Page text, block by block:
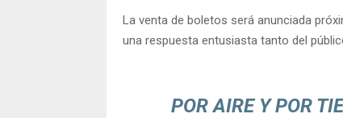
La venta de boletos será anunciada
una respuesta entusiasta tanto del
POR AIRE Y POR